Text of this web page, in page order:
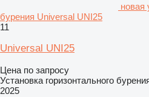
новая
бурения Universal UNI25
11
Universal UNI25
Цена по запросу
Установка горизонтального
2025